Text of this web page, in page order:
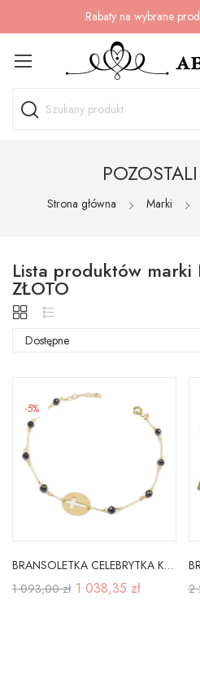
Rabaty na wybrane
Strona główna Marki
Lista produktów marki
ZŁOTO
Dostępne
-5%
BRANSOLETKA CELEBRYTKA KRZYŻYK W OWALU
1 093,00 zł 1 038,35 zł
2